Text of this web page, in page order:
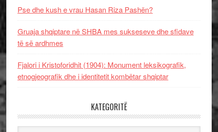
Pse dhe kush e vrau Hasan Riza Pashën?
Gruaja shqiptare në SHBA mes sukseseve dhe sfidave
të së ardhmes
Fjalori i Kristoforidhit (1904): Monument leksikografik,
etnogjeografik dhe i identitetit kombëtar shqiptar
KATEGORITË